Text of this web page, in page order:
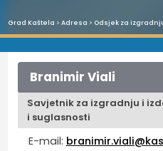
Grad Kaštela > Adresa > Odsjek za
Branimir Viali
Savjetnik za izgradnju i
i suglasnosti
E-mail: